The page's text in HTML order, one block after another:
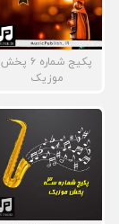
پکیج شماره ۶ پخش
موزیک